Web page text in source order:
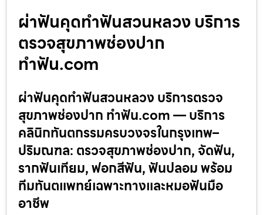
ผ่าฟันคุดทำฟันสวนหลวง บริการ
ตรวจสุขภาพช่องปาก
ทำฟัน.com
ผ่าฟันคุดทำฟันสวนหลวง บริการตรวจ
สุขภาพช่องปาก ทำฟัน.com — บริการ
คลินิกทันตกรรมครบวงจรในกรุงเทพ–
ปริมณฑล: ตรวจสุขภาพช่องปาก, จัดฟัน,
รากฟันเทียม, ฟอกสีฟัน, ฟันปลอม พร้อม
ทีมทันตแพทย์เฉพาะทางและหมอฟันมือ
อาชีพ